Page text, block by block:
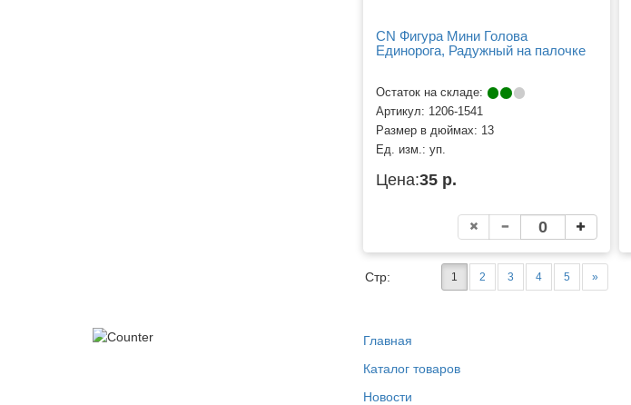
CN Фигура Мини Голова
Единорога, Радужный на палочке
Остаток на складе:
Артикул: 1206-1541
Размер в дюймах: 13
Ед. изм.: уп.
Цена:35 р.
Стр: 1 2 3 4 5 »
Главная
Каталог товаров
Новости